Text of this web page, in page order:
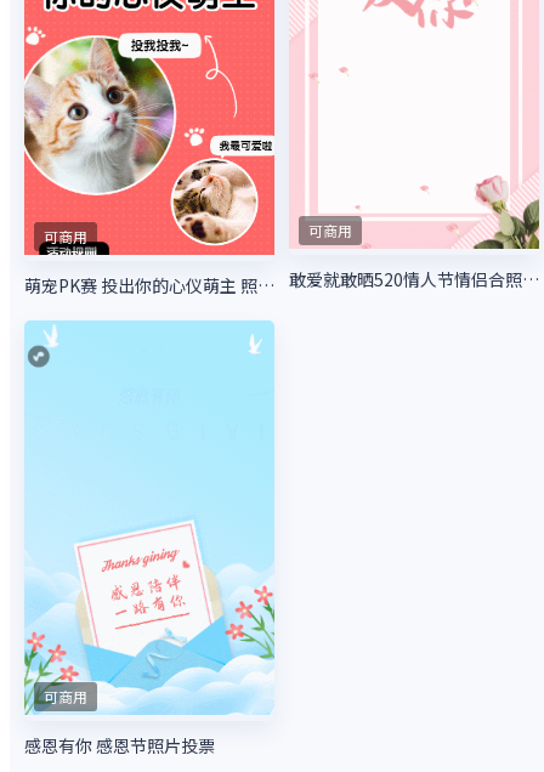
可商用
萌宠PK赛 投出你的心仪萌主 照片投票活动
可商用
敢爱就敢晒520情人节情侣合照大赛
可商用
感恩有你 感恩节照片投票